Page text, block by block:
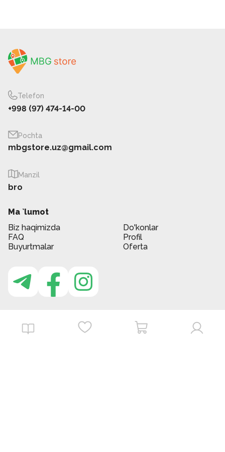
Telefon
+998 (97) 474-14-00
Pochta
mbgstore.uz@gmail.com
Manzil
bro
Ma `lumot
Biz haqimizda
Do'konlar
FAQ
Profil
Buyurtmalar
Oferta
MBG do'kon ilovasi